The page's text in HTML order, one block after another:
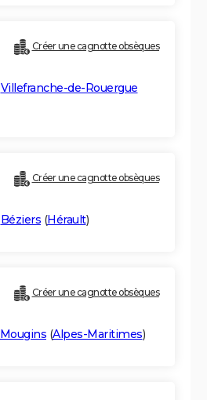
Créer une cagnotte obsèques
Villefranche-de-Rouergue
Créer une cagnotte obsèques
Béziers (Hérault)
Créer une cagnotte obsèques
Mougins (Alpes-Maritimes)